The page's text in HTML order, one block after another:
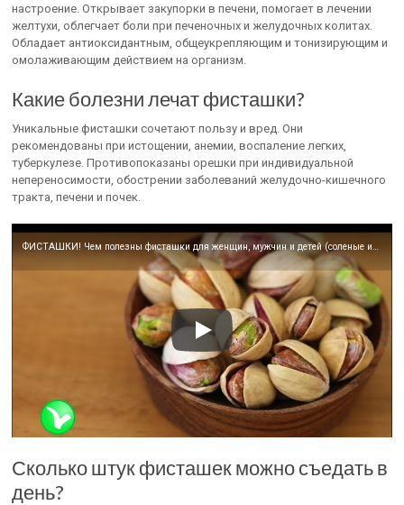
настроение. Открывает закупорки в печени, помогает в лечении
желтухи, облегчает боли при печеночных и желудочных колитах.
Обладает антиоксидантным, общеукрепляющим и тонизирующим и
омолаживающим действием на организм.
Какие болезни лечат фисташки?
Уникальные фисташки сочетают пользу и вред. Они
рекомендованы при истощении, анемии, воспаление легких,
туберкулезе. Противопоказаны орешки при индивидуальной
непереносимости, обострении заболеваний желудочно-кишечного
тракта, печени и почек.
ФИСТАШКИ! Чем полезны фисташки для женщин, мужчин и детей (соленые и в скорлупе).
Сколько штук фисташек можно съедать в
день?